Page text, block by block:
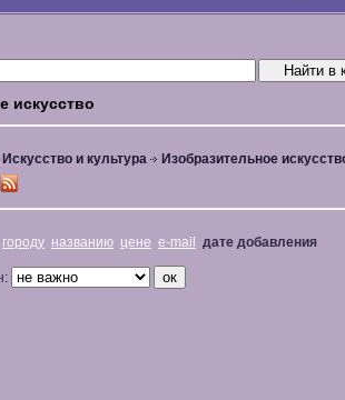
искусство
Искусство и культура Изобразительное
городу названию цене e-mail дате добавления